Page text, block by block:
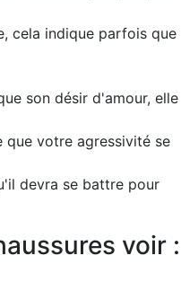
cela indique parfois que
son désir d'amour, elle
que votre agressivité se
devra se battre pour
voir :